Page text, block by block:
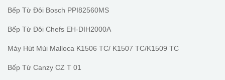
Bếp Từ Đôi Bosch PPI82560MS
Bếp Từ Đôi Chefs EH-DIH2000A
Máy Hút Mùi Malloca K1506 TC/ K1507 TC/K1509 TC
Bếp Từ Canzy CZ T 01